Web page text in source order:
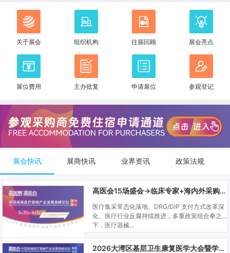
关于展会 组织机构 往届回顾 展会亮点
展位费用 主办批复 申请展位 参观登记
展会快讯 展商快讯 业界资讯 政策法规
高医会15场盛会→临床专家+海内外采购商双向对接
医疗集采常态化落地、DRG/DIP 支付方式改革深
化、医疗行业反腐持续推进，多重政策组合拳之
下，医疗器械...
2026大湾区基层卫生康复医学大会暨学科建设、门诊可视化微创技术分享会